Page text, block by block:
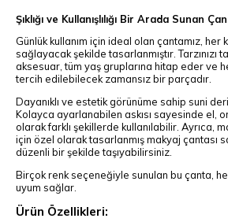
Şıklığı ve Kullanışlılığı Bir Arada Sunan
Günlük kullanım için ideal olan çantamız, her
sağlayacak şekilde tasarlanmıştır. Tarzınızı
aksesuar, tüm yaş gruplarına hitap eder ve
tercih edilebilecek zamansız bir parçadır.
Dayanıklı ve estetik görünüme sahip suni
Kolayca ayarlanabilen askısı sayesinde el,
olarak farklı şekillerde kullanılabilir. Ayrıca,
için özel olarak tasarlanmış makyaj çantası
düzenli bir şekilde taşıyabilirsiniz.
Birçok renk seçeneğiyle sunulan bu çanta,
uyum sağlar.
Ürün Özellikleri: